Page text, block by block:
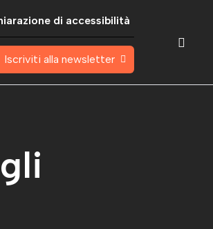
di accessibilità
Iscriviti alla newsletter